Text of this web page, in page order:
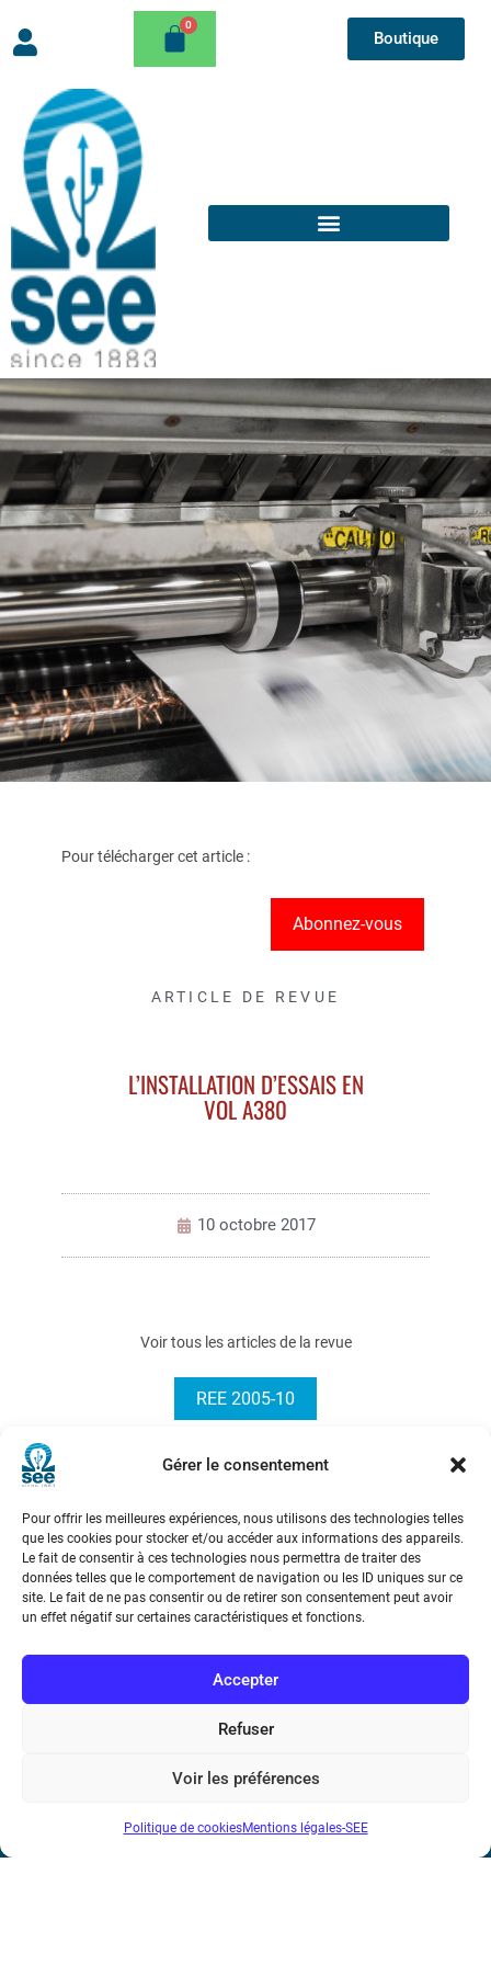
Gérer le consentement
Pour offrir les meilleures expériences, nous utilisons des technologies telles
que les cookies pour stocker et/ou accéder aux informations des appareils.
Le fait de consentir à ces technologies nous permettra de traiter des
données telles que le comportement de navigation ou les ID uniques sur ce
site. Le fait de ne pas consentir ou de retirer son consentement peut avoir
un effet négatif sur certaines caractéristiques et fonctions.
Accepter
Refuser
Voir les préférences
Politique de cookiesMentions légales-SEE
Boutique
Pour télécharger cet article :
Abonnez-vous
ARTICLE DE REVUE
L’INSTALLATION D’ESSAIS EN
VOL A380
10 octobre 2017
Voir tous les articles de la revue
REE 2005-10
Société de l’Electricité, de l’Electronique et des Technologies
de l’Information et de la Communication
17 rue de l’Amiral Hamelin
Métro : « Boissière » Ligne 6 et « Iéna » Ligne 9
Téléphone : (+33) 1 56 90 37 17
N° de SIREN : 785 393 232, Code APE : 9412Z TVA intra-